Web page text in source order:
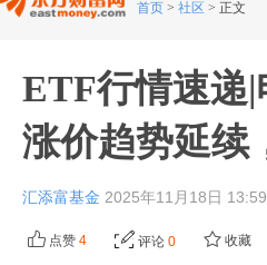
首页 > 社区 > 正文
ETF行情速递
涨价趋势延续
汇添富基金 2025年11月18日 13:59
点赞 4 评论 0 收藏